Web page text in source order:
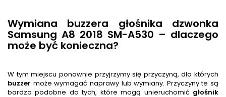
Wymiana buzzera głośnika dzwonka
Samsung A8 2018 SM-A530 – dlaczego
może być konieczna?
W tym miejscu ponownie przyjrzymy się przyczyną, dla których
buzzer może wymagać naprawy lub wymiany. Przyczyny te są
bardzo podobne do tych, które mogą unieruchomić głośnik